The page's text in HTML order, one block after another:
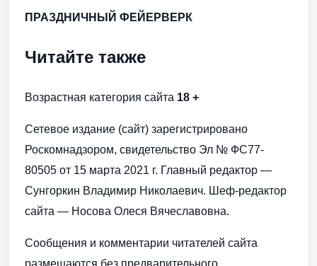
ПРАЗДНИЧНЫЙ ФЕЙЕРВЕРК
Читайте также
Возрастная категория сайта 18 +
Сетевое издание (сайт) зарегистрировано
Роскомнадзором, свидетельство Эл № ФС77-
80505 от 15 марта 2021 г. Главный редактор —
Сунгоркин Владимир Николаевич. Шеф-редактор
сайта — Носова Олеся Вячеславовна.
Сообщения и комментарии читателей сайта
размещаются без предварительного